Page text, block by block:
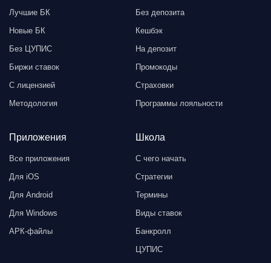
Лучшие БК
Новые БК
Без ЦУПИС
Биржи ставок
С лицензией
Методология
Без депозита
Кешбэк
На депозит
Промокоды
Страховки
Программы лояльности
Приложения
Все приложения
Для iOS
Для Android
Для Windows
АРК-файлы
Школа
С чего начать
Стратегии
Термины
Виды ставок
Банкролл
ЦУПИС